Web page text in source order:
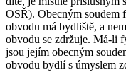
OSŘ). Obecným soudem
obvodu má bydliště, a
obvodu se zdržuje. Má-li
jsou jejím obecným
obvodu bydlí s úmyslem